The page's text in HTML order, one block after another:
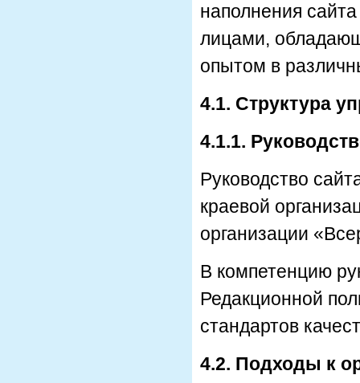
наполнения
лицами,
опытом в
4.1. Структура
4.1.1.
Руководство
краевой
организации
В компетенцию
Редакционной
стандартов
4.2. Подходы к